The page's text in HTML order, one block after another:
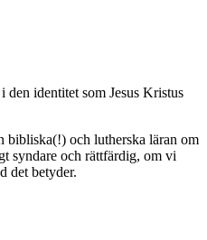
identitet som Jesus Kristus
bibliska(!) och lutherska läran om
syndare och rättfärdig, om vi
det betyder.